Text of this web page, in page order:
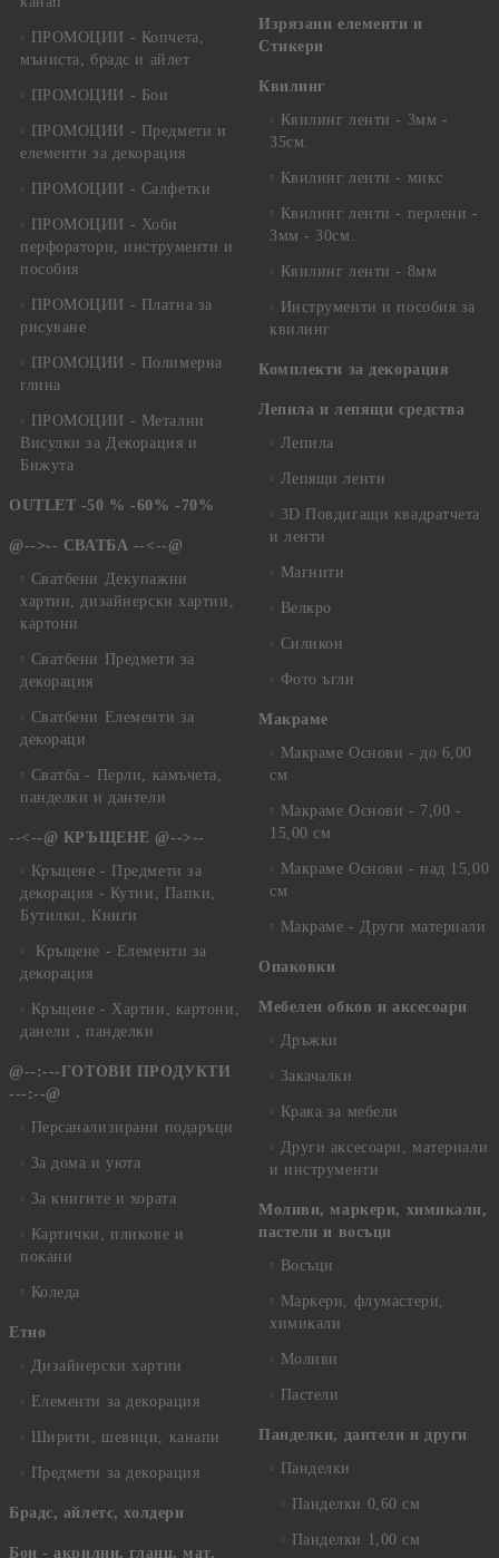
ПРОМОЦИИ - Копчета,
мъниста, брадс и айлет
ПРОМОЦИИ - Бои
ПРОМОЦИИ - Предмети и
елементи за декорация
ПРОМОЦИИ - Салфетки
ПРОМОЦИИ - Хоби
перфоратори, инструменти и
пособия
ПРОМОЦИИ - Платна за
рисуване
ПРОМОЦИИ - Полимерна
глина
ПРОМОЦИИ - Метални
Висулки за Декорация и
Бижута
OUTLET -50 % -60% -70%
@-->-- СВАТБА --<--@
Сватбени Декупажни
хартии, дизайнерски хартии,
картони
Сватбени Предмети за
декорация
Сватбени Елементи за
декораци
Сватба - Перли, камъчета,
панделки и дантели
--<--@ КРЪЩЕНЕ @-->--
Кръщене - Предмети за
декорация - Кутии, Папки,
Бутилки, Книги
Кръщене - Елементи за
декорация
Кръщене - Хартии, картони,
данели , панделки
@--:---ГОТОВИ ПРОДУКТИ
---:--@
Персанализирани подаръци
За дома и уюта
За книгите и хората
Картички, пликове и
покани
Коледа
Етно
Дизайнерски хартии
Елементи за декорация
Ширити, шевици, канапи
Предмети за декорация
Брадс, айлетс, холдери
Бои - акрилни, гланц, мат,
Изрязани елементи и
Стикери
Квилинг
Квилинг ленти - 3мм -
35см.
Квилинг ленти - микс
Квилинг ленти - перлени -
3мм - 30см.
Квилинг ленти - 8мм
Инструменти и пособия за
квилинг
Комплекти за декорация
Лепила и лепящи средства
Лепила
Лепящи ленти
3D Повдигащи квадратчета
и ленти
Магнити
Велкро
Силикон
Фото ъгли
Макраме
Макраме Основи - до 6,00
см
Макраме Основи - 7,00 -
15,00 см
Макраме Основи - над 15,00
см
Макраме - Други материали
Опаковки
Мебелен обков и аксесоари
Дръжки
Закачалки
Крака за мебели
Други аксесоари, материали
и инструменти
Моливи, маркери, химикали,
пастели и восъци
Восъци
Маркери, флумастери,
химикали
Моливи
Пастели
Панделки, дантели и други
Панделки
Панделки 0,60 см
Панделки 1,00 см